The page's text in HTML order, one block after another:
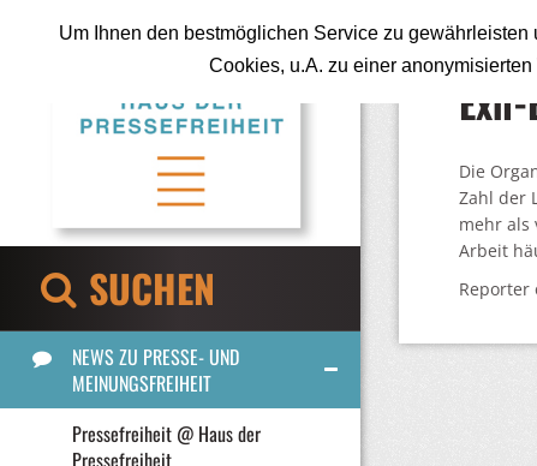
Um Ihnen den bestmöglichen Service zu
Cookies, u.A. zu einer
SUCHEN
NEWS ZU PRESSE- UND
MEINUNGSFREIHEIT
Pressefreiheit @ Haus der
Pressefreiheit
Die
Zahl der
mehr als
Arbeit
Reporter